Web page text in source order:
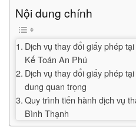
Nội dung chính
Dịch vụ thay đổi giấy phép
Kế Toán An Phú
Dịch vụ thay đổi giấy phép
dung quan trọng
Quy trình tiến hành dịch vụ
Bình Thạnh